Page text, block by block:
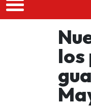
los